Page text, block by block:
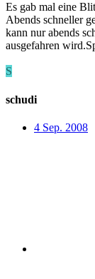
Es gab mal eine
Abends schneller
kann nur abends
ausgefahren
S
schudi
4 Sep. 2008